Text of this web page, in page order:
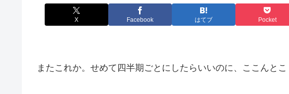
X Facebook はてブ Pocket
またこれか。せめて四半期ごとにしたらいいのに、ここんとこ